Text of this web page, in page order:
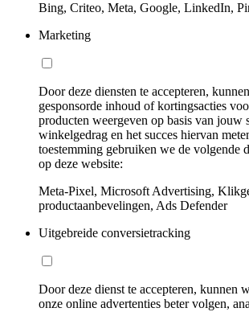
Bing, Criteo, Meta, Google, LinkedIn,
Marketing
Door deze diensten te accepteren,
gesponsorde inhoud of kortingsacties
producten weergeven op basis van jouw
winkelgedrag en het succes hiervan
toestemming gebruiken we de volgende
op deze website:
Meta-Pixel, Microsoft Advertising,
productaanbevelingen, Ads Defender
Uitgebreide conversietracking
Door deze dienst te accepteren, kunnen
onze online advertenties beter volgen,